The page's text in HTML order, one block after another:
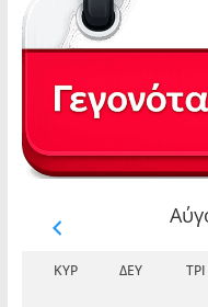
ΚΥΡ ΔΕΥ ΤΡΊ